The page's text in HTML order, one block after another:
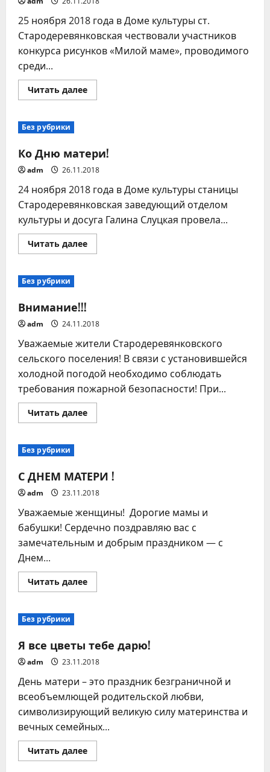
25 ноября 2018 года в Доме культуры ст.
Стародеревянковская чествовали участников
конкурса рисунков «Милой маме», проводимого
среди...
Читать далееПрочитать
больше
Без рубрики
Ко Дню матери!
adm 26.11.2018
24 ноября 2018 года в Доме культуры станицы
Стародеревянковская заведующий отделом
культуры и досуга Галина Слуцкая провела...
Читать далееПрочитать
больше
Без рубрики
Внимание!!!
adm 24.11.2018
Уважаемые жители Стародеревянковского
сельского поселения! В связи с установившейся
холодной погодой необходимо соблюдать
требования пожарной безопасности! При...
Читать далееПрочитать
больше
Без рубрики
С ДНЕМ МАТЕРИ !
adm 23.11.2018
Уважаемые женщины! Дорогие мамы и
бабушки! Сердечно поздравляю вас с
замечательным и добрым праздником — с
Днем...
Читать далееПрочитать
больше
Без рубрики
Я все цветы тебе дарю!
adm 23.11.2018
День матери – это праздник безграничной и
всеобъемлющей родительской любви,
символизирующий великую силу материнства и
вечных семейных...
Читать далееПрочитать
больше